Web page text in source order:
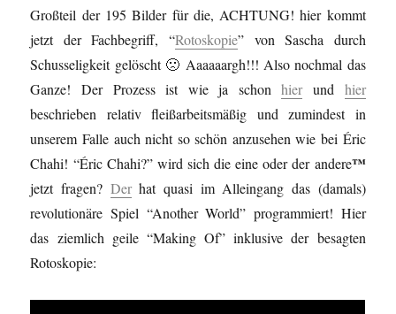
Großteil der 195 Bilder für die, ACHTUNG! hier kommt
jetzt der Fachbegriff, “Rotoskopie” von Sascha durch
Schusseligkeit gelöscht 🙁 Aaaaaargh!!! Also nochmal das
Ganze! Der Prozess ist wie ja schonhierund hier
beschrieben relativ fleißarbeitsmäßig und zumindest in
unserem Falle auch nicht so schön anzusehen wie bei Éric
Chahi! “Éric Chahi?” wird sich die eine oder der andere™
jetzt fragen? Derhat quasi im Alleingang das (damals)
revolutionäre Spiel “Another World” programmiert! Hier
das ziemlich geile “Making Of” inklusive der besagten
Rotoskopie: